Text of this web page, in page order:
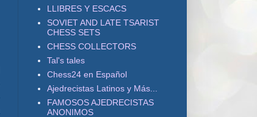
LLIBRES Y ESCACS
SOVIET AND LATE TSARIST
CHESS SETS
CHESS COLLECTORS
Tal's tales
Chess24 en Español
Ajedrecistas Latinos y Más...
FAMOSOS AJEDRECISTAS
ANONIMOS